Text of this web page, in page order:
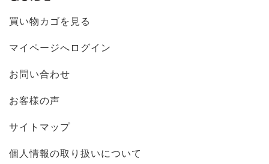
買い物カゴを見る
マイページへログイン
お問い合わせ
お客様の声
サイトマップ
個人情報の取り扱いについて